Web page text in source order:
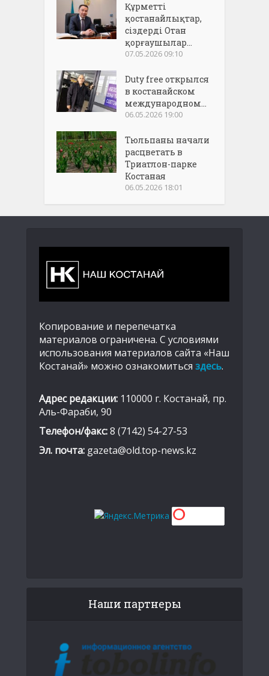
Құрметті
қостанайлықтар,
сіздерді Отан
қорғаушылар...
07.05.2026 09:10
Duty free открылся
в костанайском
международном...
06.05.2026 19:00
Тюльпаны начали
расцветать в
Триатлон-парке
Костаная
06.05.2026 18:01
Копирование и перепечатка
материалов ограничена. С условиями
использования материалов сайта «Наш
Костанай» можно ознакомиться здесь.
Адрес редакции: 110000 г. Костанай, пр.
Аль-Фараби, 90
Телефон/факс:8 (7142) 54-27-53
Эл. почта: gazeta@old.top-news.kz
Наши партнеры